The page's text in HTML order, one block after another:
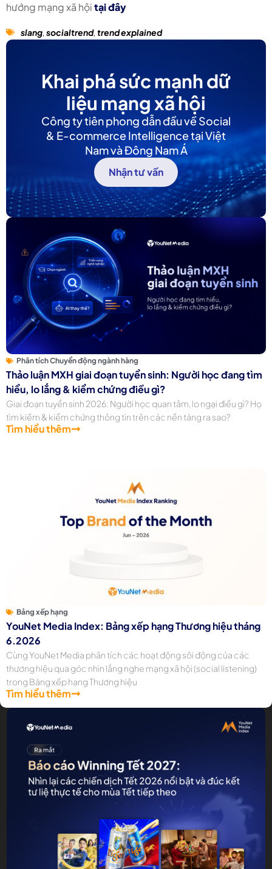
hướng mạng xã hộitại đây
slang, socialtrend, trend explained
Khai phá sức mạnh dữ
liệu mạng xã hội
Công ty tiên phong dẫn đầu về Social
& E-commerce Intelligence tại Việt
Nam và Đông Nam Á
Nhận tư vấn
Phân tích Chuyển động ngành hàng
Thảo luận MXH giai đoạn tuyển sinh: Người học đang tìm
hiểu, lo lắng & kiểm chứng điều gì?
Giai đoạn tuyển sinh 2026: Người học quan tâm, lo ngại điều gì? Họ
tìm kiếm & kiểm chứng thông tin trên các nền tảng ra sao?
Tìm hiểu thêm
Bảng xếp hạng
YouNet Media Index: Bảng xếp hạng Thương hiệu tháng
6.2026
Cùng YouNet Media phân tích các hoạt động sôi động của các
thương hiệu qua góc nhìn lắng nghe mạng xã hội (social listening)
trong Bảng xếp hạng Thương hiệu
Tìm hiểu thêm